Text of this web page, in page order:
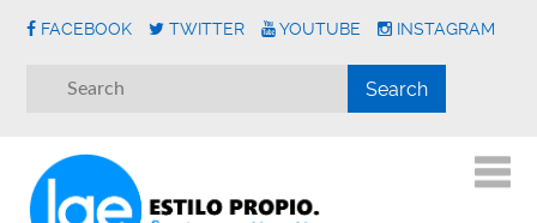
FACEBOOK TWITTER YOUTUBE INSTAGRAM